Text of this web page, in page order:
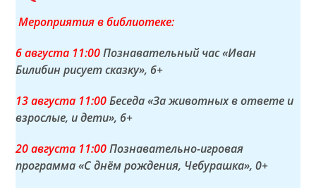
Мероприятия в библиотеке:
6 августа 11:00Познавательный час «Иван
Билибин рисует сказку», 6+
13 августа 11:00Беседа «За животных в ответе и
взрослые, и дети», 6+
20 августа 11:00Познавательно-игровая
программа «С днём рождения, Чебурашка», 0+